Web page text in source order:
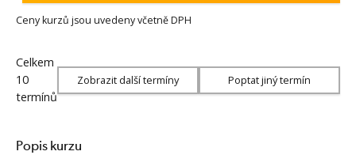
Ceny kurzů jsou uvedeny včetně DPH
Celkem
10
termínů
Zobrazit další termíny Poptat jiný termín
Popis kurzu